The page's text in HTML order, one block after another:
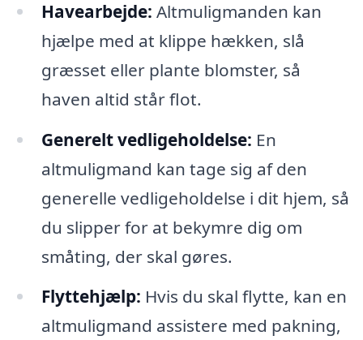
Havearbejde: Altmuligmanden kan
hjælpe med at klippe hækken, slå
græsset eller plante blomster, så
haven altid står flot.
Generelt vedligeholdelse: En
altmuligmand kan tage sig af den
generelle vedligeholdelse i dit hjem, så
du slipper for at bekymre dig om
småting, der skal gøres.
Flyttehjælp: Hvis du skal flytte, kan en
altmuligmand assistere med pakning,